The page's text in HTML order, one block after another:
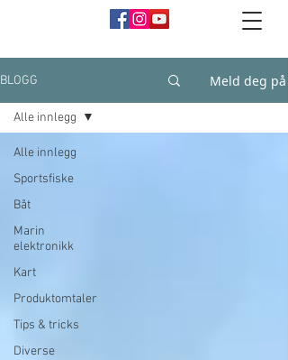
BLOGG Meld deg på
Alle innlegg
Sportsfiske
Båt
Marin
elektronikk
Kart
Produktomtaler
Tips & tricks
Diverse
Alle innlegg